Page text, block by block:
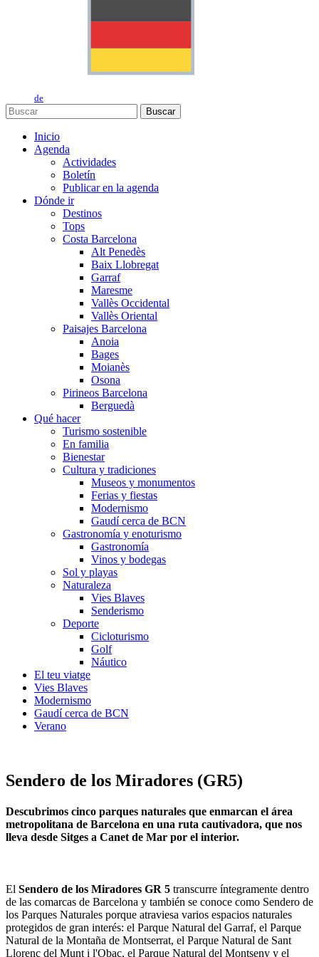
de
Buscar
Inicio
Agenda
Actividades
Boletín
Publicar en la agenda
Dónde ir
Destinos
Tops
Costa Barcelona
Alt Penedès
Baix Llobregat
Garraf
Maresme
Vallès Occidental
Vallès Oriental
Paisajes Barcelona
Anoia
Bages
Moianès
Osona
Pirineos Barcelona
Berguedà
Qué hacer
Turismo sostenible
En familia
Bienestar
Cultura y tradiciones
Museos y monumentos
Ferias y fiestas
Modernismo
Gaudí cerca de BCN
Gastronomía y enoturismo
Gastronomía
Vinos y bodegas
Sol y playas
Naturaleza
Vies Blaves
Senderismo
Deporte
Cicloturismo
Golf
Náutico
El teu viatge
Vies Blaves
Modernismo
Gaudí cerca de BCN
Verano
Sendero de los Miradores (GR5)
Descubrimos cinco parques naturales que enmarcan el área
metropolitana de Barcelona en una ruta cautivadora, que nos
lleva desde Sitges a Canet de Mar por el interior.
El Sendero de los Miradores GR 5 transcurre íntegramente dentro
de las comarcas de Barcelona y también se conoce como Sendero de
los Parques Naturales porque atraviesa varios espacios naturales
protegidos de gran interés: el Parque Natural del Garraf, el Parque
Natural de la Montaña de Montserrat, el Parque Natural de Sant
Llorenç del Munt i l'Obac, el Parque Natural del Montseny y el